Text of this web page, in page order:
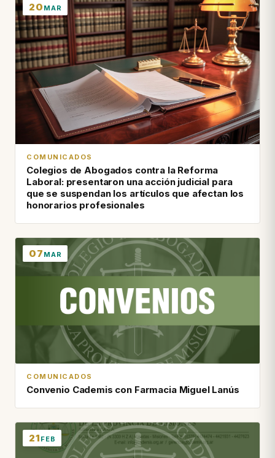
20 MAR
COMUNICADOS
Colegios de Abogados contra la Reforma
Laboral: presentaron una acción judicial para
que se suspendan los artículos que afectan los
honorarios profesionales
07 MAR
COMUNICADOS
Convenio Cademis con Farmacia Miguel Lanús
21 FEB